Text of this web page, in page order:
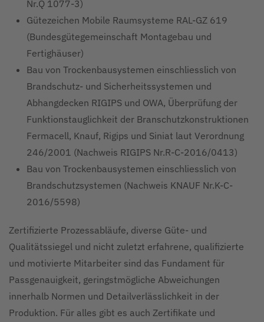
Nr.Q 1077-3)
Gütezeichen Mobile Raumsysteme RAL-GZ 619
(Bundesgütegemeinschaft Montagebau und
Fertighäuser)
Bau von Trockenbausystemen einschliesslich von
Brandschutz- und Sicherheitssystemen und
Abhangdecken RIGIPS und OWA, Überprüfung der
Funktionstauglichkeit der Branschutzkonstruktionen
Fermacell, Knauf, Rigips und Siniat laut Verordnung
246/2001 (Nachweis RIGIPS Nr.R-C-2016/0413)
Bau von Trockenbausystemen einschliesslich von
Brandschutzsystemen (Nachweis KNAUF Nr.K-C-
2016/5598)
Zertifizierte Prozessabläufe, diverse Güte- und
Qualitätssiegel und nicht zuletzt erfahrene, qualifizierte
und motivierte Mitarbeiter sind das Fundament für
Passgenauigkeit, geringstmögliche Abweichungen
innerhalb Normen und Detailverlässlichkeit in der
Produktion. Für alles gibt es auch Zertifikate und